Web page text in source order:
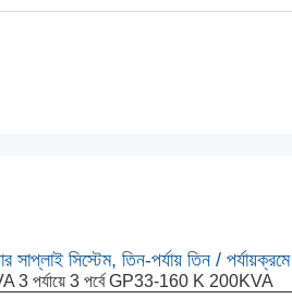
সিস্টেম, তিন-পর্যায় তিন / পর্যায়ক্রমে
3 পর্যায়ে 3 পর্বে GP33-160 K 200KVA